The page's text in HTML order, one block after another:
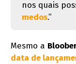
nos quais
medos.”
Mesmo a
data de